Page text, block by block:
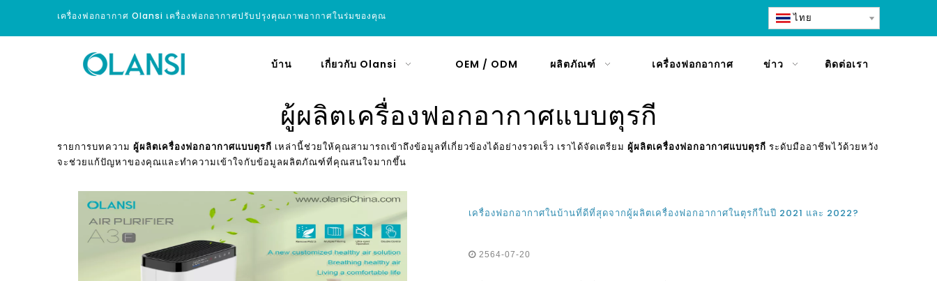
เครื่องฟอกอากาศ Olansi เครื่องฟอกอากาศปรับปรุงคุณภาพอากาศในร่มของคุณ ไทย
บ้าน เกี่ยวกับ Olansi OEM / ODM ผลิตภัณฑ์ เครื่องฟอกอากาศ ข่าว ติดต่อเรา
ผู้ผลิตเครื่องฟอกอากาศแบบตุรกี
รายการบทความ ผู้ผลิตเครื่องฟอกอากาศแบบตุรกี เหล่านี้ช่วยให้คุณสามารถเข้าถึงข้อมูลที่เกี่ยวข้องได้อย่างรวดเร็ว เราได้จัดเตรียม ผู้ผลิตเครื่องฟอกอากาศแบบตุรกี ระดับมืออาชีพไว้ด้วยหวัง
จะช่วยแก้ปัญหาของคุณและทำความเข้าใจกับข้อมูลผลิตภัณฑ์ที่คุณสนใจมากขึ้น
เครื่องฟอกอากาศในบ้านที่ดีที่สุดจากผู้ผลิตเครื่องฟอกอากาศในตุรกีในปี 2021 และ 2022?
2564-07-20